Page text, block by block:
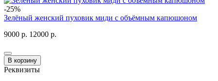
-25%
Зелёный женский пуховик миди с объёмным капюшоном
9000 р. 12000 р.
В корзину
Реквизиты